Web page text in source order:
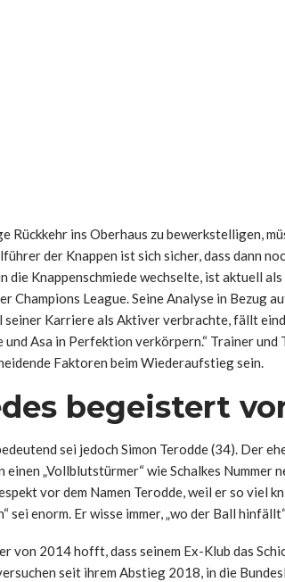
Rückkehr ins Oberhaus zu bewerkstelligen,
der Knappen ist sich sicher, dass dann
die Knappenschmiede wechselte, ist aktuell
Champions League. Seine Analyse in Bezug
Karriere als Aktiver verbrachte, fällt
und Asa in Perfektion verkörpern.“ Trainer und
Faktoren beim Wiederaufstieg sein.
begeistert
sei jedoch Simon Terodde (34). Der
einen „Vollblutstürmer“ wie Schalkes Nummer
vor dem Namen Terodde, weil er so viel
sei enorm. Er wisse immer, „wo der Ball
von 2014 hofft, dass seinem Ex-Klub das
seit ihrem Abstieg 2018, in die